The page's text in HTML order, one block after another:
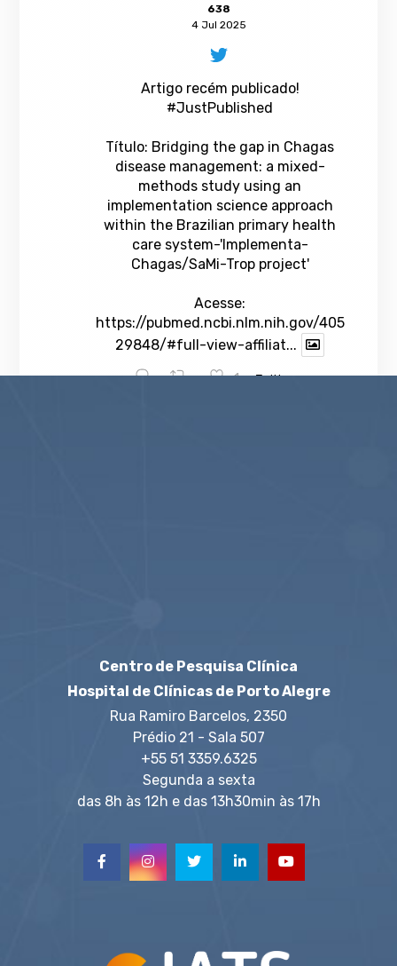
638
4 Jul 2025
Artigo recém publicado!
#JustPublished
Título: Bridging the gap in Chagas
disease management: a mixed-
methods study using an
implementation science approach
within the Brazilian primary health
care system-'Implementa-
Chagas/SaMi-Trop project'
Acesse:
https://pubmed.ncbi.nlm.nih.gov/405
29848/#full-view-affiliat...
1 Twitter
Centro de Pesquisa Clínica
Hospital de Clínicas de Porto Alegre
Rua Ramiro Barcelos, 2350
Prédio 21 - Sala 507
+55 51 3359.6325
Segunda a sexta
das 8h às 12h e das 13h30min às 17h